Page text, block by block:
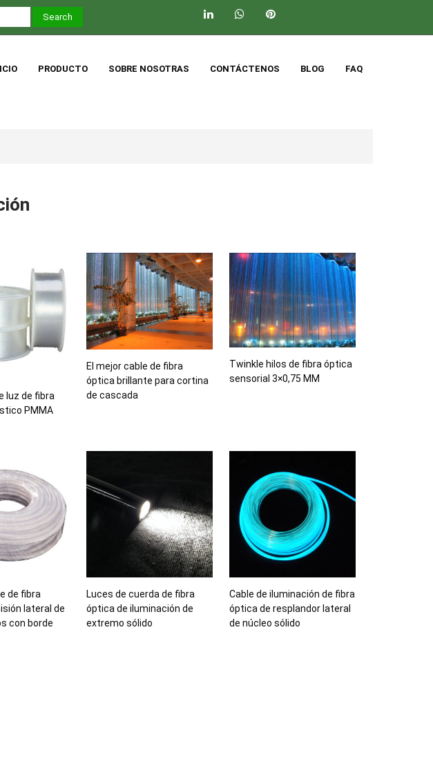
PRODUCTO SOBRE NOSOTRAS CONTÁCTENOS BLOG FAQ
luz de fibra
PMMA
El mejor cable de fibra
óptica brillante para cortina
de cascada
Twinkle hilos de fibra óptica
sensorial 3×0,75 MM
de fibra
lateral de
con borde
Luces de cuerda de fibra
óptica de iluminación de
extremo sólido
Cable de iluminación de fibra
óptica de resplandor lateral
de núcleo sólido